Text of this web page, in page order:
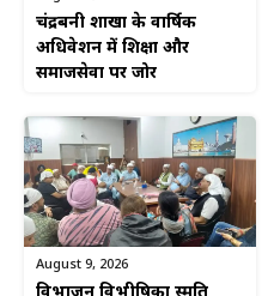
चंद्रबनी शाखा के वार्षिक
अधिवेशन में शिक्षा और
समाजसेवा पर जोर
August 9, 2026